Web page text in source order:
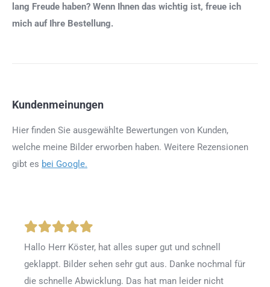
lang Freude haben? Wenn Ihnen das wichtig ist, freue ich
mich auf Ihre Bestellung.
Kundenmeinungen
Hier finden Sie ausgewählte Bewertungen von Kunden,
welche meine Bilder erworben haben. Weitere Rezensionen
gibt es bei Google.
Hallo Herr Köster, hat alles super gut und schnell
geklappt. Bilder sehen sehr gut aus. Danke nochmal für
die schnelle Abwicklung. Das hat man leider nicht